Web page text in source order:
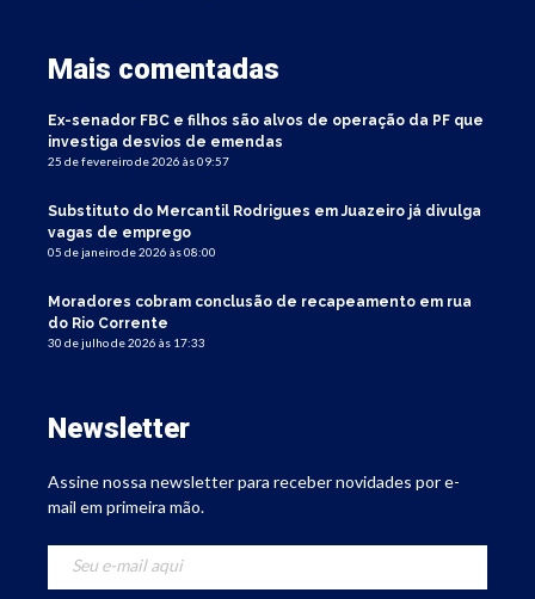
Mais comentadas
Ex-senador FBC e filhos são alvos de operação da PF que
investiga desvios de emendas
25 de fevereiro de 2026 às 09:57
Substituto do Mercantil Rodrigues em Juazeiro já divulga
vagas de emprego
05 de janeiro de 2026 às 08:00
Moradores cobram conclusão de recapeamento em rua
do Rio Corrente
30 de julho de 2026 às 17:33
Newsletter
Assine nossa newsletter para receber novidades por e-
mail em primeira mão.